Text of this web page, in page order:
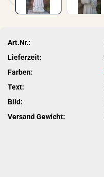
Art.Nr.:
Lieferzeit:
Farben:
Text:
Bild:
Versand Gewicht: